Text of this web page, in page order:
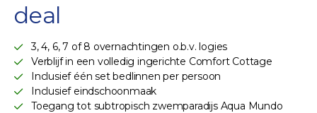
deal
3, 4, 6, 7 of 8 overnachtingen o.b.v. logies
Verblijf in een volledig ingerichte Comfort Cottage
Inclusief één set bedlinnen per persoon
Inclusief eindschoonmaak
Toegang tot subtropisch zwemparadijs Aqua Mundo